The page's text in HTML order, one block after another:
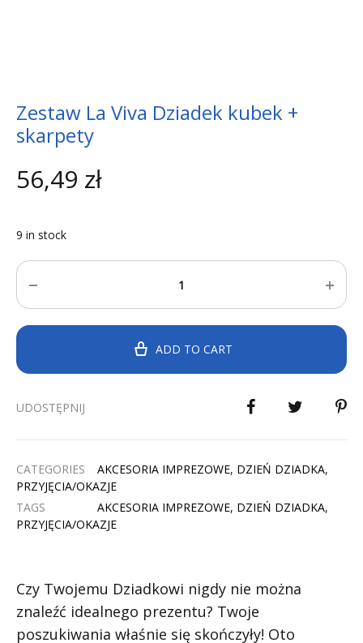
Zestaw La Viva Dziadek kubek +
skarpety
56,49 zł
9 in stock
Quantity
ADD TO CART
UDOSTĘPNIJ
CATEGORIES AKCESORIA IMPREZOWE, DZIEŃ DZIADKA,
PRZYJĘCIA/OKAZJE
TAGS
AKCESORIA IMPREZOWE, DZIEŃ DZIADKA,
PRZYJĘCIA/OKAZJE
Czy Twojemu Dziadkowi nigdy nie można
znaleźć idealnego prezentu? Twoje
poszukiwania właśnie się skończyły! Oto